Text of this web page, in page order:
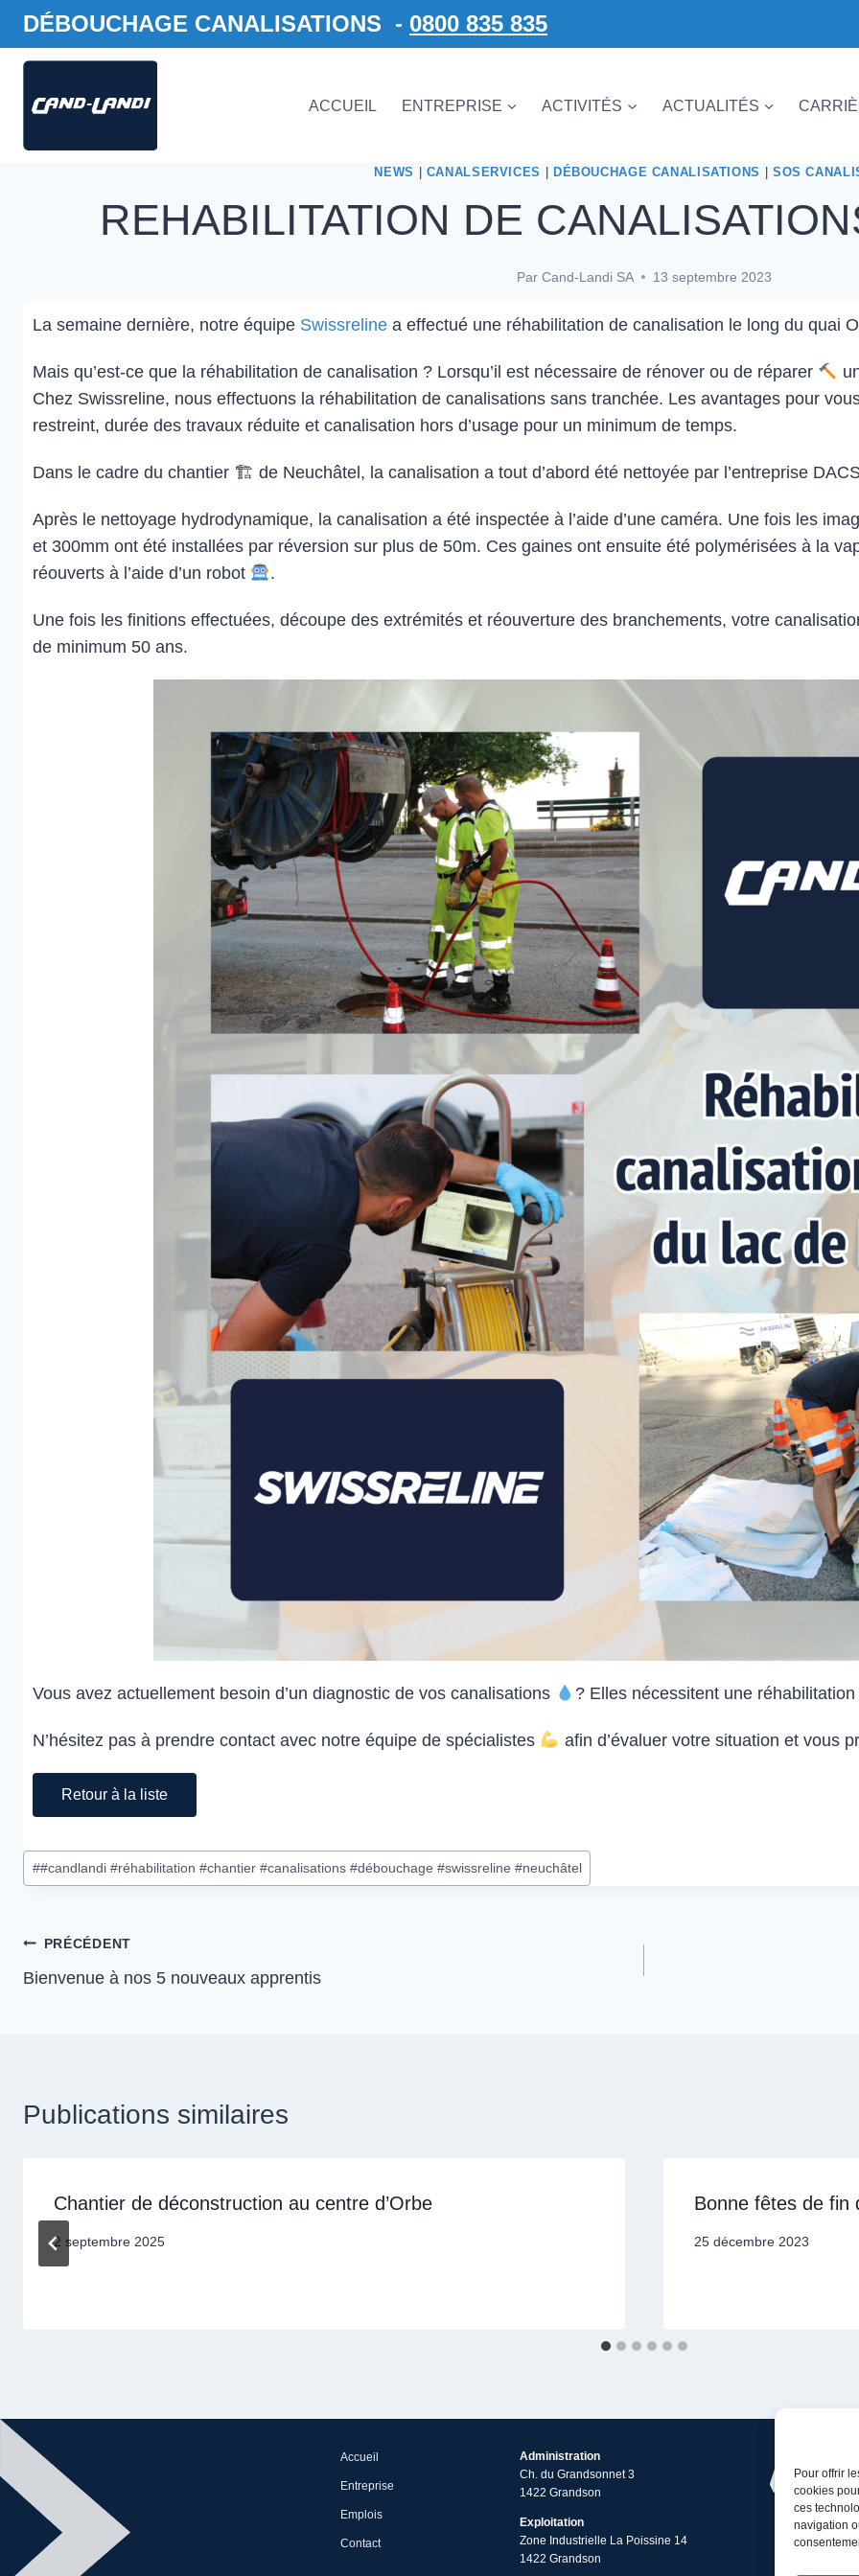
Pour offrir
cookies
ces
navigation
DÉBOUCHAGE CANALISATIONS - 0800 835 835
ACCUEIL ENTREPRISE ACTIVITÉS ACTUALITÉS
NEWS CANALSERVICES DÉBOUCHAGE CANALISATIONS SOS
REHABILITATION DE
Par Cand-Landi SA 13 septembre 2023
La semaine dernière, notre équipe Swissreline a effectué une réhabilitation de canalisation le long du quai
Mais qu’est-ce que la réhabilitation de canalisation ? Lorsqu’il est nécessaire de rénover ou de réparer
Chez Swissreline, nous effectuons la réhabilitation de canalisations sans tranchée. Les avantages pour
restreint, durée des travaux réduite et canalisation hors d’usage pour un minimum de temps.
Dans le cadre du chantier 🏗 de Neuchâtel, la canalisation a tout d’abord été nettoyée par l’entreprise
Après le nettoyage hydrodynamique, la canalisation a été inspectée à l’aide d’une caméra. Une fois les
et 300mm ont été installées par réversion sur plus de 50m. Ces gaines ont ensuite été polymérisées à la
réouverts à l’aide d’un robot
.
Une fois les finitions effectuées, découpe des extrémités et réouverture des branchements, votre
de minimum 50 ans.
Vous avez actuellement besoin d’un diagnostic de vos canalisations ? Elles nécessitent une réhabilitation
N’hésitez pas à prendre contact avec notre équipe de spécialistes afin d’évaluer votre situation et vous
Retour à la liste
##candlandi #réhabilitation #chantier #canalisations #débouchage #swissreline #neuchâtel
PRÉCÉDENT
Bienvenue à nos 5 nouveaux apprentis
Publications similaires
Chantier de déconstruction au centre d’Orbe
2 septembre 2025
Bonne fêtes de fin
25 décembre 2023
Accueil
Entreprise
Emplois
Contact
Administration
Ch. du Grandsonnet 3
1422 Grandson
Exploitation
Zone Industrielle La Poissine 14
1422 Grandson